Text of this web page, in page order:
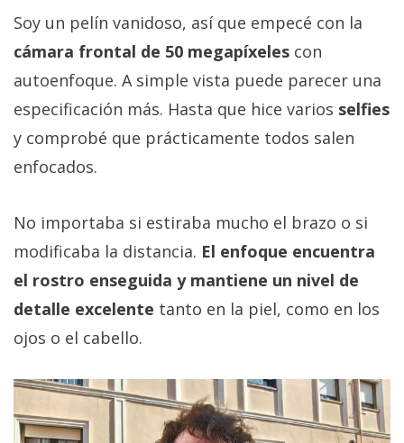
Soy un pelín vanidoso, así que empecé con la
cámara frontal de 50 megapíxeles con
autoenfoque. A simple vista puede parecer una
especificación más. Hasta que hice varios selfies
y comprobé que prácticamente todos salen
enfocados.
No importaba si estiraba mucho el brazo o si
modificaba la distancia. El enfoque encuentra
el rostro enseguida y mantiene un nivel de
detalle excelente tanto en la piel, como en los
ojos o el cabello.